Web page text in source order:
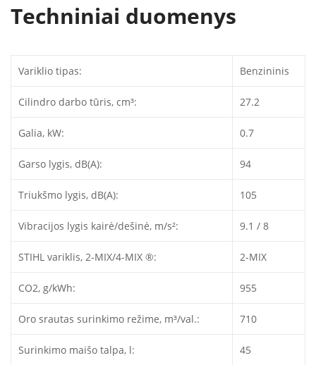
Techniniai duomenys
Variklio tipas: Benzininis
Cilindro darbo tūris, cm³: 27.2
Galia, kW: 0.7
Garso lygis, dB(A): 94
Triukšmo lygis, dB(A): 105
Vibracijos lygis kairė/dešinė, m/s²: 9.1 / 8
STIHL variklis, 2-MIX/4-MIX ®: 2-MIX
CO2, g/kWh: 955
Oro srautas surinkimo režime, m³/val.: 710
Surinkimo maišo talpa, l: 45